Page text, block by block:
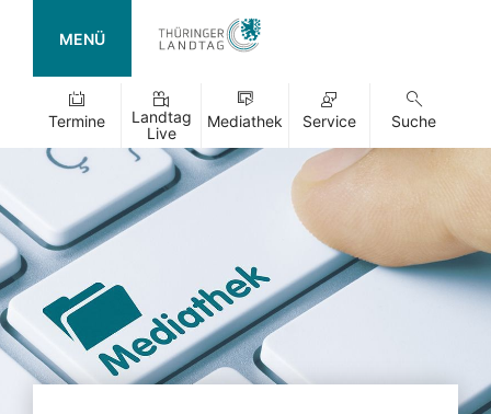
MENÜ
Termine
Landtag
Live
Mediathek Service Suche